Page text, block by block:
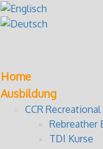
Home
Ausbildung
CCR
Rebreather
TDI Kurse